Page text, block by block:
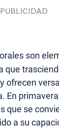
son
que
ofrecen
En
que se
a su